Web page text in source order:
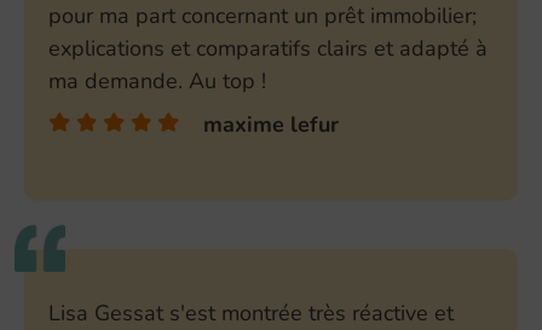
pour ma part concernant un prêt immobilier;
explications et comparatifs clairs et adapté à
ma demande. Au top !
maxime lefur
Lisa Gessat s'est montrée très réactive et